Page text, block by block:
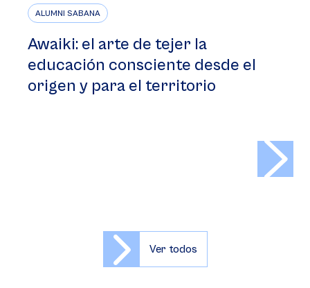
ALUMNI SABANA
Awaiki: el arte de tejer la
educación consciente desde el
origen y para el territorio
Ver todos